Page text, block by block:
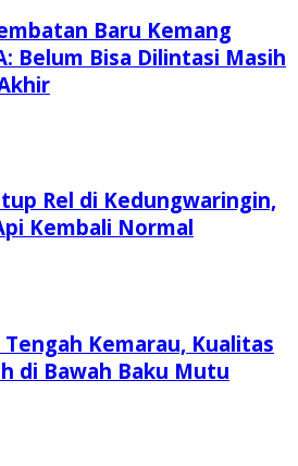
Baru Kemang
Belum Bisa Dilintasi Masih
Rel di Kedungwaringin,
Kembali Normal
Kemarau, Kualitas
di Bawah Baku Mutu